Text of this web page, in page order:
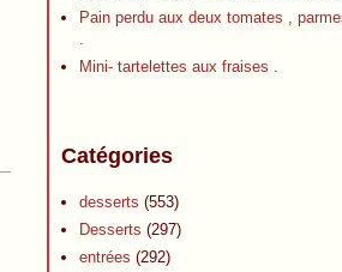
Pain perdu aux deux tomates ,
.
Mini- tartelettes aux fraises .
Catégories
desserts (553)
Desserts (297)
entrées (292)